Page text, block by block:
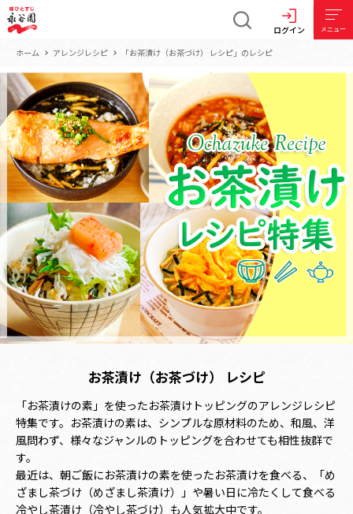
ログイン メニュー
ホーム アレンジレシピ 「お茶漬け（お茶づけ） レシピ」のレシピ
お茶漬け（お茶づけ） レシピ
「お茶漬けの素」を使ったお茶漬けトッピングのアレンジレシピ
特集です。お茶漬けの素は、シンプルな原材料のため、和風、洋
風問わず、様々なジャンルのトッピングを合わせても相性抜群で
す。
最近は、朝ご飯にお茶漬けの素を使ったお茶漬けを食べる、「め
ざまし茶づけ（めざまし茶漬け）」や暑い日に冷たくして食べる
冷やし茶漬け（冷やし茶づけ）も人気拡大中です。